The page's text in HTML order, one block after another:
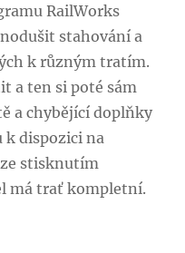
RailWorks
stahování a
k různým tratím.
a ten si poté sám
a chybějící doplňky
k dispozici na
stisknutím
má trať kompletní.
DLS – Jednoduché